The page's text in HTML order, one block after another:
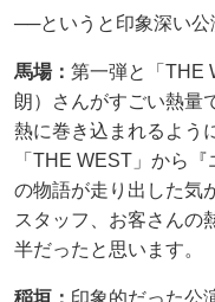
──というと印象深い
馬場： 第一弾と「THE
朗）さんがすごい熱量
熱に巻き込まれるよう
「THE WEST」から
の物語が走り出した気
スタッフ、お客さんの
半だったと思います。